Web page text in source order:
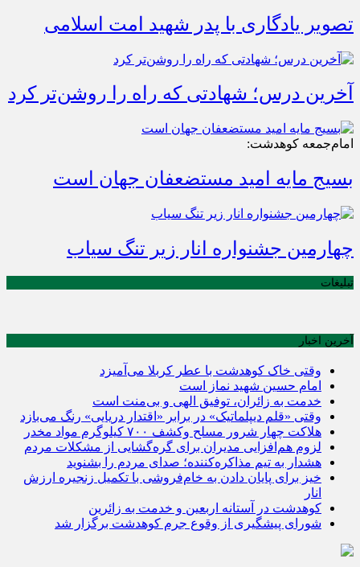
تصویر یادگاری با پدر شهید امت اسلامی
آخرین درس؛ شهادتی که راه را روشن‌تر کرد
امام‌جمعه کوهدشت:
بسیج مایه امید مستضعفان جهان است
چهارمین جشنواره انار زیر تنگ سیاب
تبلیغات
آخرین اخبار
وقتی خاک کوهدشت با عطر کربلا می‌آمیزد
امام حسین شهید نماز است
خدمت به زائران، توفیق الهی و بی‌منت است
وقتی «قلم دیپلماتیک» در برابر «اقتدار دریایی» رنگ می‌بازد
هلاکت چهار شرور مسلح وکشف ۷۰۰ کیلوگرم مواد مخدر
لزوم هم‌افزایی مدیران برای گره‌گشایی از مشکلات مردم
هشدار به تیم مذاکره‌کننده؛ صدای مردم را بشنوید
خیز برای پایان دادن به خام‌فروشی با تکمیل زنجیره ارزش
انار
کوهدشت در آستانه اربعین و خدمت‌ به زائرین
شورای پیشگیری از وقوع جرم کوهدشت برگزار شد